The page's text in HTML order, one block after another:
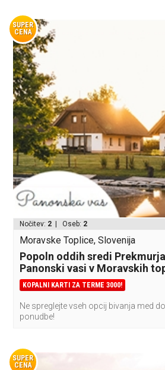
SUPER
CENA
Nočitev: 2 | Oseb: 2
Moravske Toplice, Slovenija
Popoln oddih sredi
Panonski vasi v Moravskih
KOPALNI KARTI ZA TERME 3000!
Ne spreglejte vseh opcij bivanja med
ponudbe!
SUPER
CENA